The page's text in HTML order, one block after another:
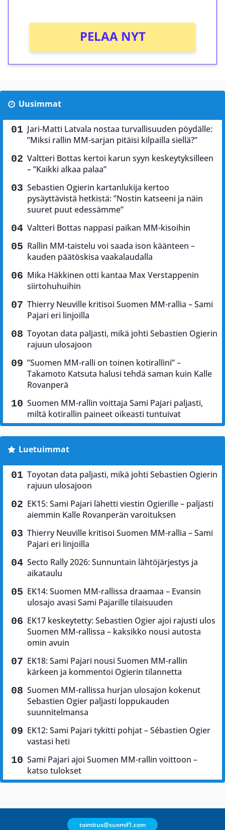
PELAA NYT
Uusimmat
Jari-Matti Latvala nostaa turvallisuuden pöydälle:
”Miksi rallin MM-sarjan pitäisi kilpailla siellä?”
Valtteri Bottas kertoi karun syyn keskeytyksilleen
– ”Kaikki alkaa palaa”
Sebastien Ogierin kartanlukija kertoo
pysäyttävistä hetkistä: ”Nostin katseeni ja näin
suuret puut edessämme”
Valtteri Bottas nappasi paikan MM-kisoihin
Rallin MM-taistelu voi saada ison käänteen –
kauden päätöskisa vaakalaudalla
Mika Häkkinen otti kantaa Max Verstappenin
siirtohuhuihin
Thierry Neuville kritisoi Suomen MM-rallia – Sami
Pajari eri linjoilla
Toyotan data paljasti, mikä johti Sebastien Ogierin
rajuun ulosajoon
”Suomen MM-ralli on toinen kotirallini” –
Takamoto Katsuta halusi tehdä saman kuin Kalle
Rovanperä
Suomen MM-rallin voittaja Sami Pajari paljasti,
miltä kotirallin paineet oikeasti tuntuivat
Luetuimmat
Toyotan data paljasti, mikä johti Sebastien Ogierin
rajuun ulosajoon
EK15: Sami Pajari lähetti viestin Ogierille – paljasti
aiemmin Kalle Rovanperän varoituksen
Thierry Neuville kritisoi Suomen MM-rallia – Sami
Pajari eri linjoilla
Secto Rally 2026: Sunnuntain lähtöjärjestys ja
aikataulu
EK14: Suomen MM-rallissa draamaa – Evansin
ulosajo avasi Sami Pajarille tilaisuuden
EK17 keskeytetty: Sebastien Ogier ajoi rajusti ulos
Suomen MM-rallissa – kaksikko nousi autosta
omin avuin
EK18: Sami Pajari nousi Suomen MM-rallin
kärkeen ja kommentoi Ogierin tilannetta
Suomen MM-rallissa hurjan ulosajon kokenut
Sebastien Ogier paljasti loppukauden
suunnitelmansa
EK12: Sami Pajari tykitti pohjat – Sébastien Ogier
vastasi heti
Sami Pajari ajoi Suomen MM-rallin voittoon –
katso tulokset
toimitus@suomif1.com